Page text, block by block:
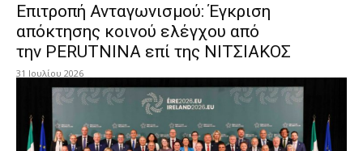
Επιτροπή Ανταγωνισμού: Έγκριση
απόκτησης κοινού ελέγχου από
την PERUTNINA επί της ΝΙΤΣΙΑΚΟΣ
31 Ιουλίου 2026